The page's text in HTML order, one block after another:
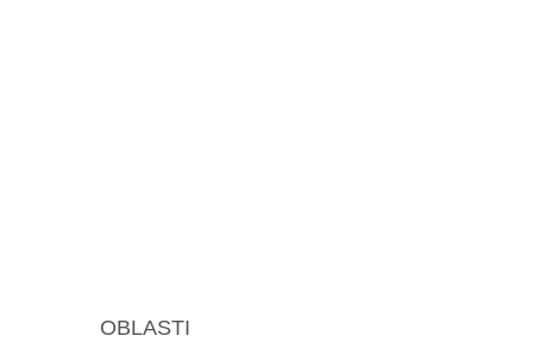
OBLASTI